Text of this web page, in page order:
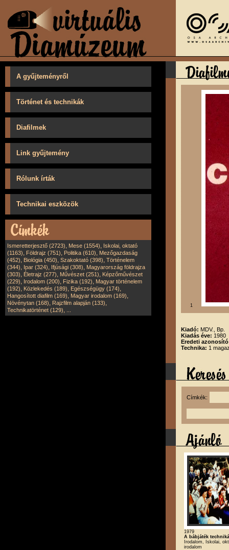
A gyűjteményről
Történet és technikák
Diafilmek
Link gyűjtemény
Rólunk írták
Technikai eszközök
Ismeretterjesztő (2723), Mese (1554), Iskolai, oktató
(1163), Földrajz (751), Politika (610), Mezőgazdaság
(452), Biológia (450), Szakoktató (398), Történelem
(344), Ipar (324), Ifjúsági (308), Magyarország földrajza
(303), Életrajz (277), Művészet (251), Képzőművészet
(229), Irodalom (200), Fizika (192), Magyar történelem
(192), Közlekedés (189), Egészségügy (174),
Hangosított diafilm (169), Magyar irodalom (169),
Növénytan (168), Rajzfilm alapján (133),
Technikatörténet (129),
1
Kiadó: MDV., Bp.
Kiadás éve: 1980
Eredeti
Technika: 1
Címkék:
1979
A bábjáték
Irodalom, Iskolai,
irodalom